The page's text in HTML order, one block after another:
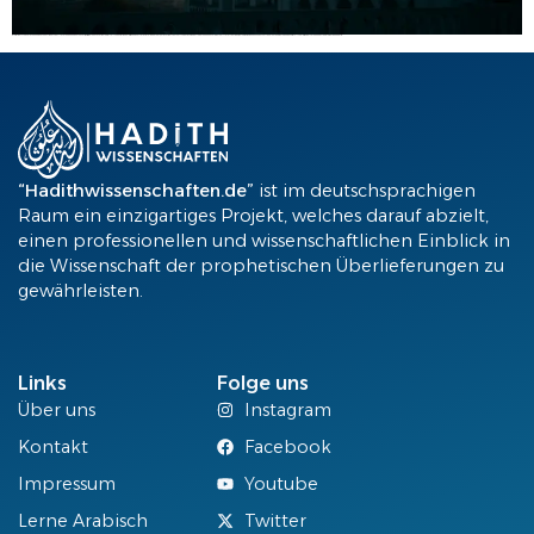
“Hadithwissenschaften.de” ist im deutschsprachigen
Raum ein einzigartiges Projekt, welches darauf abzielt,
einen professionellen und wissenschaftlichen Einblick in
die Wissenschaft der prophetischen Überlieferungen zu
gewährleisten.
Links
Über uns
Kontakt
Impressum
Lerne Arabisch
Folge uns
Instagram
Facebook
Youtube
Twitter